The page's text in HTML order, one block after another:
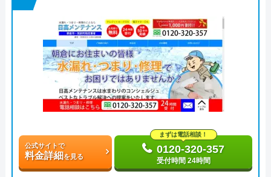
公式サイトで
料金詳細 を見る
まずは電話相談！
0120-320-357
受付時間 24時間